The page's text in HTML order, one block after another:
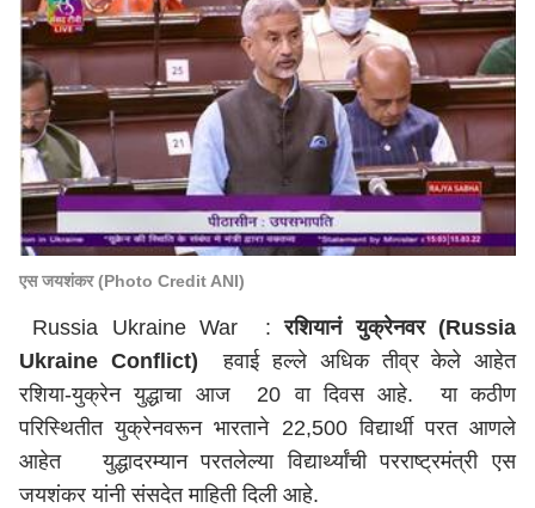
एस जयशंकर (Photo Credit ANI)
Russia Ukraine War : रशियानं युक्रेनवर (Russia
Ukraine Conflict) हवाई हल्ले अधिक तीव्र केले आहेत
रशिया-युक्रेन युद्धाचा आज 20 वा दिवस आहे. या कठीण
परिस्थितीत युक्रेनवरून भारताने 22,500 विद्यार्थी परत आणले
आहेत युद्धादरम्यान परतलेल्या विद्यार्थ्यांची परराष्ट्रमंत्री एस
जयशंकर यांनी संसदेत माहिती दिली आहे.